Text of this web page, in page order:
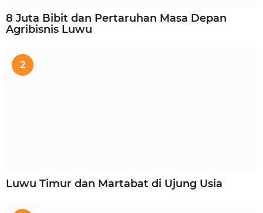
8 Juta Bibit dan Pertaruhan Masa Depan
Agribisnis Luwu
2
Luwu Timur dan Martabat di Ujung Usia